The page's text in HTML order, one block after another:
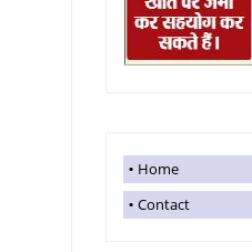
Home
Contact